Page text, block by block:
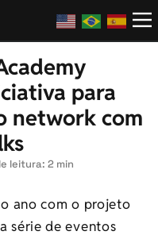
para
network com
leitura: 2 min
ano com o projeto
série de eventos